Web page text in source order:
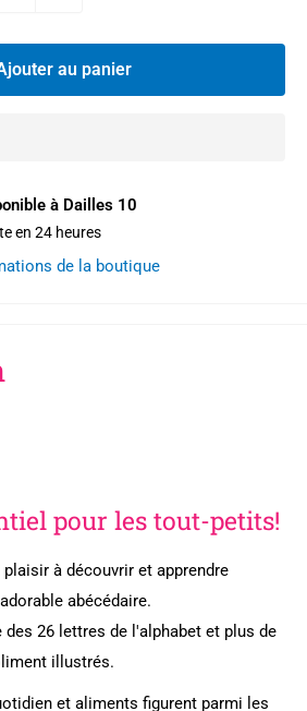
au panier
à Dailles 10
en 24 heures
de la boutique
pour les tout-petits!
à découvrir et apprendre
abécédaire.
des 26 lettres de l'alphabet et plus de
illustrés.
et aliments figurent parmi les